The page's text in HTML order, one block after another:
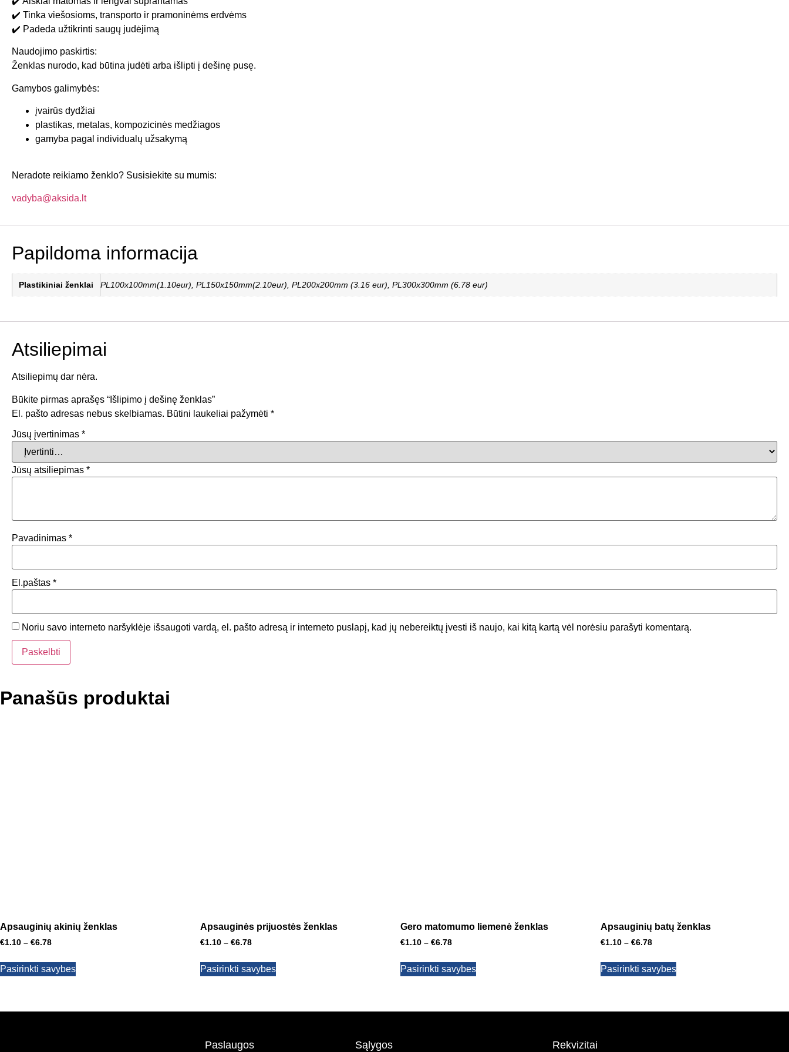
✔️ Tinka viešosioms, transporto ir pramoninėms erdvėms
✔️ Padeda užtikrinti saugų judėjimą
Naudojimo paskirtis:
Ženklas nurodo, kad būtina judėti arba išlipti į dešinę pusę.
Gamybos galimybės:
įvairūs dydžiai
plastikas, metalas, kompozicinės medžiagos
gamyba pagal individualų užsakymą
Neradote reikiamo ženklo? Susisiekite su mumis:
vadyba@aksida.lt
Papildoma informacija
Plastikiniai ženklai PL100x100mm(1.10eur), PL150x150mm(2.10eur), PL200x200mm (3.16 eur), PL300x300mm (6.78 eur)
Atsiliepimai
Atsiliepimų dar nėra.
Būkite pirmas aprašęs “Išlipimo į dešinę ženklas”
El. pašto adresas nebus skelbiamas. Būtini laukeliai pažymėti *
Jūsų įvertinimas *
Jūsų atsiliepimas *
Pavadinimas *
El.paštas *
Noriu savo interneto naršyklėje išsaugoti vardą, el. pašto adresą ir interneto puslapį, kad jų nebereiktų įvesti iš naujo, kai kitą kartą vėl norėsiu parašyti komentarą.
Panašūs produktai
Apsauginių akinių ženklas
€1.10 – €6.78
Pasirinkti savybes
Apsauginės prijuostės ženklas
€1.10 – €6.78
Pasirinkti savybes
Gero matomumo liemenė ženklas
€1.10 – €6.78
Pasirinkti savybes
Apsauginių batų ženklas
€1.10 – €6.78
Pasirinkti savybes
Paslaugos Sąlygos Rekvizitai